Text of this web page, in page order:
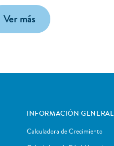
Ver más
INFORMACIÓN GENERAL
Calculadora de Crecimiento